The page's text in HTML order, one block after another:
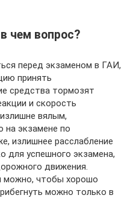
чем вопрос?
перед экзаменом в ГАИ,
принять
средства тормозят
и скорость
вялым,
на экзамене по
излишнее расслабление
для успешного экзамена,
движения.
можно, чтобы хорошо
можно только в